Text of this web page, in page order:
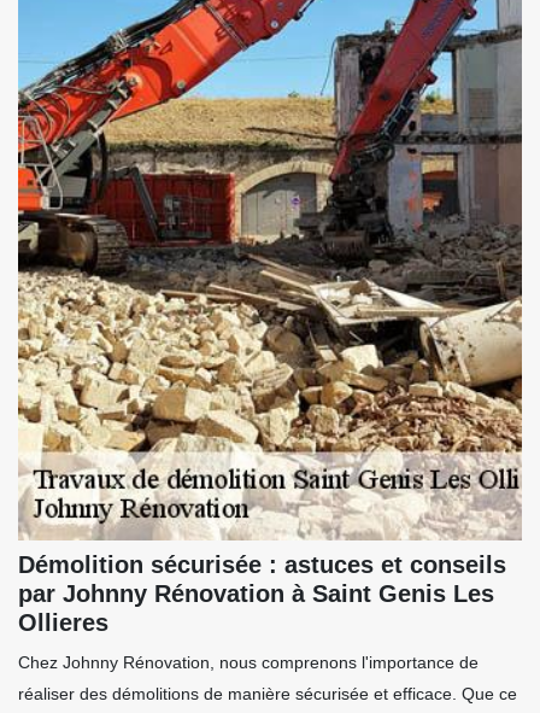
Démolition sécurisée : astuces et conseils
par Johnny Rénovation à Saint Genis Les
Ollieres
Chez Johnny Rénovation, nous comprenons l'importance de
réaliser des démolitions de manière sécurisée et efficace. Que ce